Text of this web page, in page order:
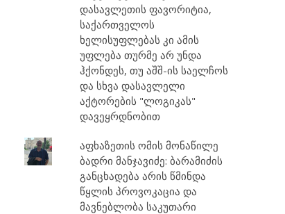
დასავლეთის ფავორიტია,
საქართველოს
ხელისუფლებას კი ამის
უფლება თურმე არ უნდა
ჰქონდეს, თუ აშშ-ის საელჩოს
და სხვა დასავლელი
აქტორების "ლოგიკას"
დავეყრდნობით
აფხაზეთის ომის მონაწილე
ბადრი მანჯავიძე: ბარამიძის
განცხადება არის წმინდა
წყლის პროვოკაცია და
მავნებლობა საკუთარი